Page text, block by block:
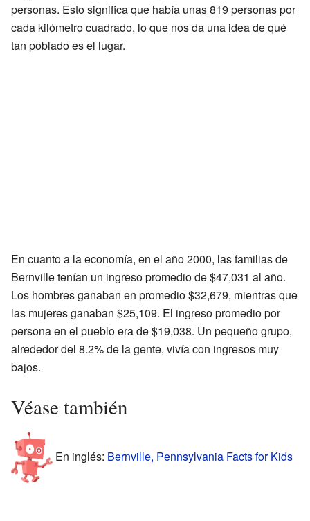
personas. Esto significa que había unas 819 personas por
cada kilómetro cuadrado, lo que nos da una idea de qué
tan poblado es el lugar.
En cuanto a la economía, en el año 2000, las familias de
Bernville tenían un ingreso promedio de $47,031 al año.
Los hombres ganaban en promedio $32,679, mientras que
las mujeres ganaban $25,109. El ingreso promedio por
persona en el pueblo era de $19,038. Un pequeño grupo,
alrededor del 8.2% de la gente, vivía con ingresos muy
bajos.
Véase también
En inglés: Bernville, Pennsylvania Facts for Kids